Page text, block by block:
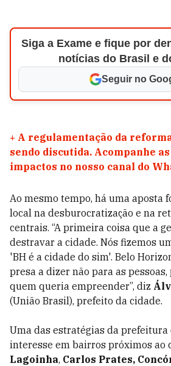
Siga a Exame e fique por
notícias do Brasil e
Seguir no
+ A regulamentação da
sendo discutida. Acompanhe
impactos no nosso canal do
Ao mesmo tempo, há uma aposta
local na desburocratização e na
centrais. “A primeira coisa que a
destravar a cidade. Nós fizemos
'BH é a cidade do sim'. Belo
presa a dizer não para as
quem queria empreender”, diz
(União Brasil), prefeito da cidade.
Uma das estratégias da prefeitura
interesse em bairros próximos ao
Lagoinha, Carlos Prates,